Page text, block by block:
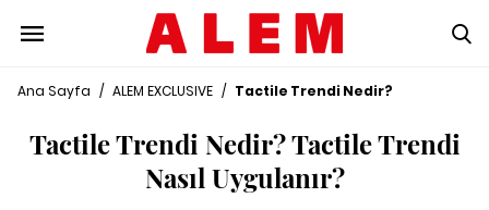
Ana Sayfa / ALEM EXCLUSIVE / Tactile Trendi Nedir?
Tactile Trendi Nedir? Tactile Trendi
Nasıl Uygulanır?